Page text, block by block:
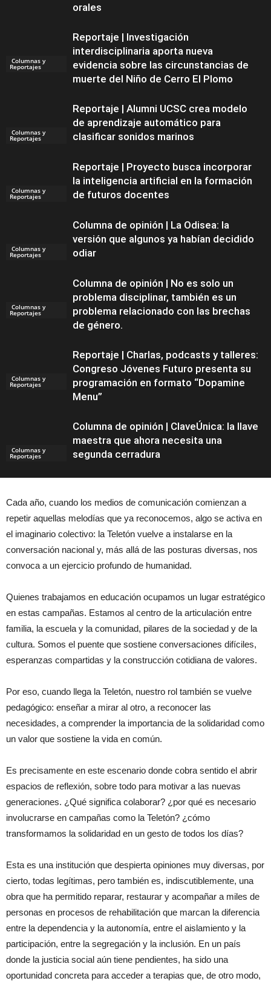
orales
Columnas y
Reportajes
Reportaje | Investigación
interdisciplinaria aporta nueva
evidencia sobre las circunstancias de
muerte del Niño de Cerro El Plomo
Columnas y
Reportajes
Reportaje | Alumni UCSC crea modelo
de aprendizaje automático para
clasificar sonidos marinos
Columnas y
Reportajes
Reportaje | Proyecto busca incorporar
la inteligencia artificial en la formación
de futuros docentes
Columnas y
Reportajes
Columna de opinión | La Odisea: la
versión que algunos ya habían decidido
odiar
Columnas y
Reportajes
Columna de opinión | No es solo un
problema disciplinar, también es un
problema relacionado con las brechas
de género.
Columnas y
Reportajes
Reportaje | Charlas, podcasts y talleres:
Congreso Jóvenes Futuro presenta su
programación en formato “Dopamine
Menu”
Columnas y
Reportajes
Columna de opinión | ClaveÚnica: la llave
maestra que ahora necesita una
segunda cerradura
Cada año, cuando los medios de comunicación comienzan a
repetir aquellas melodías que ya reconocemos, algo se activa en
el imaginario colectivo: la Teletón vuelve a instalarse en la
conversación nacional y, más allá de las posturas diversas, nos
convoca a un ejercicio profundo de humanidad.
Quienes trabajamos en educación ocupamos un lugar estratégico
en estas campañas. Estamos al centro de la articulación entre
familia, la escuela y la comunidad, pilares de la sociedad y de la
cultura. Somos el puente que sostiene conversaciones difíciles,
esperanzas compartidas y la construcción cotidiana de valores.
Por eso, cuando llega la Teletón, nuestro rol también se vuelve
pedagógico: enseñar a mirar al otro, a reconocer las
necesidades, a comprender la importancia de la solidaridad como
un valor que sostiene la vida en común.
Es precisamente en este escenario donde cobra sentido el abrir
espacios de reflexión, sobre todo para motivar a las nuevas
generaciones. ¿Qué significa colaborar? ¿por qué es necesario
involucrarse en campañas como la Teletón? ¿cómo
transformamos la solidaridad en un gesto de todos los días?
Esta es una institución que despierta opiniones muy diversas, por
cierto, todas legítimas, pero también es, indiscutiblemente, una
obra que ha permitido reparar, restaurar y acompañar a miles de
personas en procesos de rehabilitación que marcan la diferencia
entre la dependencia y la autonomía, entre el aislamiento y la
participación, entre la segregación y la inclusión. En un país
donde la justicia social aún tiene pendientes, ha sido una
oportunidad concreta para acceder a terapias que, de otro modo,